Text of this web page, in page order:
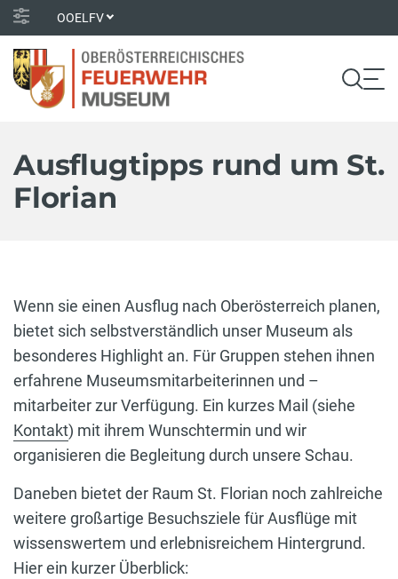
OOELFV
Ausflugtipps rund um St.
Florian
Wenn sie einen Ausflug nach Oberösterreich planen,
bietet sich selbstverständlich unser Museum als
besonderes Highlight an. Für Gruppen stehen ihnen
erfahrene Museumsmitarbeiterinnen und –
mitarbeiter zur Verfügung. Ein kurzes Mail (siehe
Kontakt) mit ihrem Wunschtermin und wir
organisieren die Begleitung durch unsere Schau.
Daneben bietet der Raum St. Florian noch zahlreiche
weitere großartige Besuchsziele für Ausflüge mit
wissenswertem und erlebnisreichem Hintergrund.
Hier ein kurzer Überblick: